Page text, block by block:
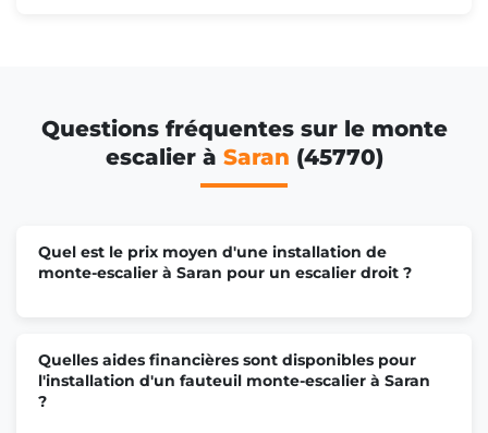
Questions fréquentes sur le monte
escalier à Saran (45770)
Quel est le prix moyen d'une installation de
monte-escalier à Saran pour un escalier droit ?
Quelles aides financières sont disponibles pour
l'installation d'un fauteuil monte-escalier à Saran
?